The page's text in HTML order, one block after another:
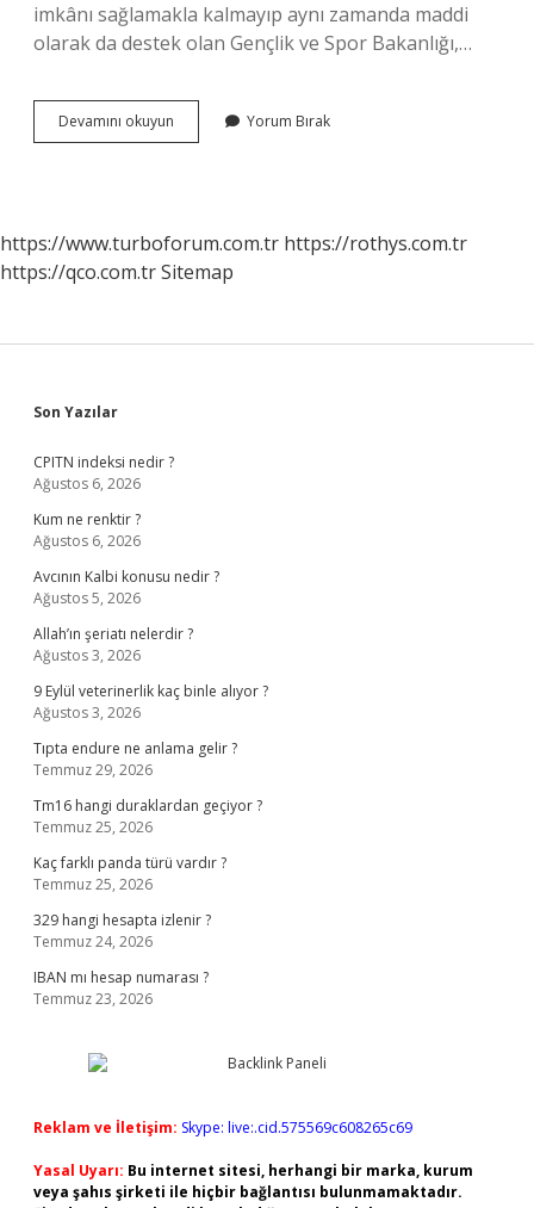
imkânı sağlamakla kalmayıp aynı zamanda maddi
olarak da destek olan Gençlik ve Spor Bakanlığı,…
Devamını okuyun
Hangi
Yorum Bırak
https://www.turboforum.com.tr https://rothys.com.tr
https://qco.com.trSitemap
Sidebar
Son Yazılar
CPITN indeksi nedir ?
Ağustos 6, 2026
Kum ne renktir ?
Ağustos 6, 2026
Avcının Kalbi konusu nedir ?
Ağustos 5, 2026
Allah’ın şeriatı nelerdir ?
Ağustos 3, 2026
9 Eylül veterinerlik kaç binle alıyor ?
Ağustos 3, 2026
Tıpta endure ne anlama gelir ?
Temmuz 29, 2026
Tm16 hangi duraklardan geçiyor ?
Temmuz 25, 2026
Kaç farklı panda türü vardır ?
Temmuz 25, 2026
329 hangi hesapta izlenir ?
Temmuz 24, 2026
IBAN mı hesap numarası ?
Temmuz 23, 2026
Reklam ve İletişim: Skype: live:.cid.575569c608265c69
Yasal Uyarı: Bu internet sitesi, herhangi bir marka, kurum
veya şahıs şirketi ile hiçbir bağlantısı bulunmamaktadır.